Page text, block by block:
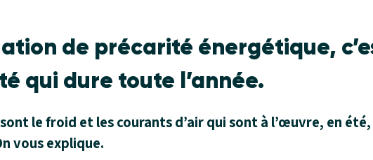
de précarité énergétique,
qui dure toute l’année.
le froid et les courants d’air qui sont à l’œuvre, en été,
vous explique.